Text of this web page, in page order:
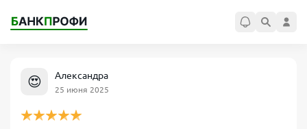
😍 Александра
25 июня 2025